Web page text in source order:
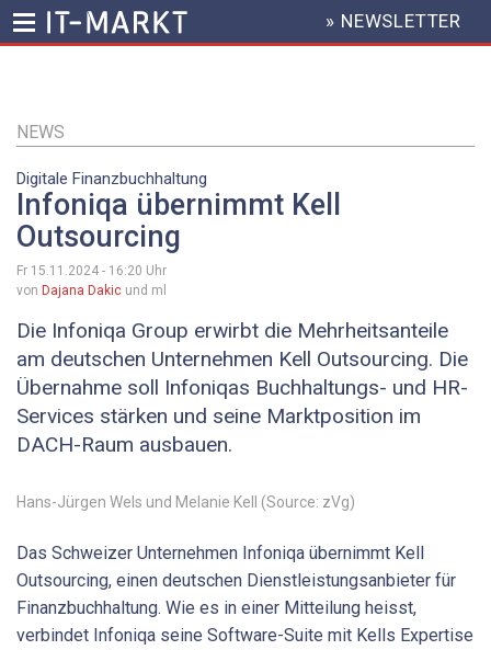
Inhalt
HEADER
MENU
» NEWSLETTER
NEWS
Digitale Finanzbuchhaltung
Infoniqa übernimmt Kell
Outsourcing
Fr 15.11.2024 - 16:20 Uhr
von Dajana Dakic und ml
Die Infoniqa Group erwirbt die Mehrheitsanteile
am deutschen Unternehmen Kell Outsourcing. Die
Übernahme soll Infoniqas Buchhaltungs- und HR-
Services stärken und seine Marktposition im
DACH-Raum ausbauen.
Hans-Jürgen Wels und Melanie Kell (Source: zVg)
Das Schweizer Unternehmen Infoniqa übernimmt Kell
Outsourcing, einen deutschen Dienstleistungsanbieter für
Finanzbuchhaltung. Wie es in einer Mitteilung heisst,
verbindet Infoniqa seine Software-Suite mit Kells Expertise